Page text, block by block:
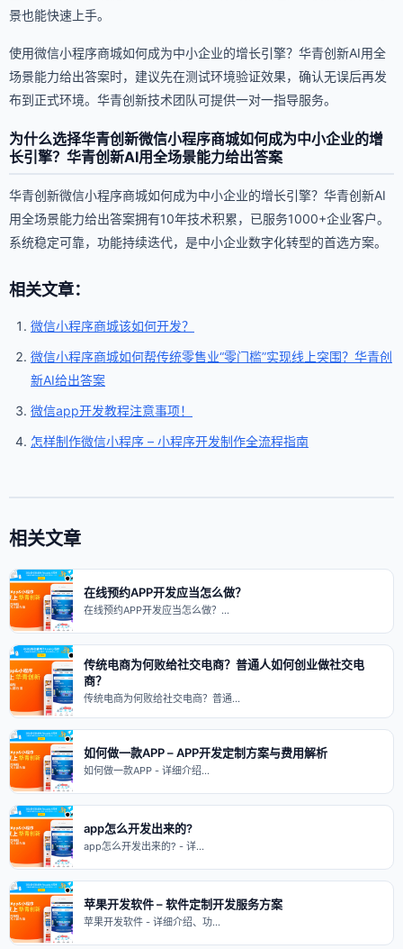
景也能快速上手。
使用微信小程序商城如何成为中小企业的增长引擎？华青创新AI用全
场景能力给出答案时，建议先在测试环境验证效果，确认无误后再发
布到正式环境。华青创新技术团队可提供一对一指导服务。
为什么选择华青创新微信小程序商城如何成为中小企业的增
长引擎？华青创新AI用全场景能力给出答案
华青创新微信小程序商城如何成为中小企业的增长引擎？华青创新AI
用全场景能力给出答案拥有10年技术积累，已服务1000+企业客户。
系统稳定可靠，功能持续迭代，是中小企业数字化转型的首选方案。
相关文章：
微信小程序商城该如何开发？
微信小程序商城如何帮传统零售业“零门槛”实现线上突围？华青创
新AI给出答案
微信app开发教程注意事项！
怎样制作微信小程序 – 小程序开发制作全流程指南
相关文章
在线预约APP开发应当怎么做？
在线预约APP开发应当怎么做？…
传统电商为何败给社交电商？普通人如何创业做社交电
商？
传统电商为何败给社交电商？普通…
如何做一款APP – APP开发定制方案与费用解析
如何做一款APP - 详细介绍…
app怎么开发出来的?
app怎么开发出来的? - 详…
苹果开发软件 – 软件定制开发服务方案
苹果开发软件 - 详细介绍、功…